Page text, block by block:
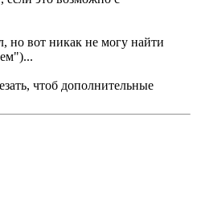
но вот никак не могу найти
чтоб дополнительные